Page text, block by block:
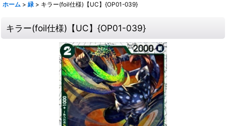
ホーム > 緑 > キラー(foil仕様)【UC】{OP01-039}
キラー(foil仕様)【UC】{OP01-039}